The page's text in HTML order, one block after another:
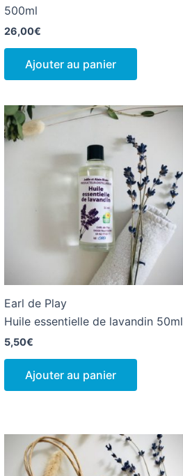
500ml
26,00€
Ajouter au panier
Earl de Play
Huile essentielle de lavandin 50ml
5,50€
Ajouter au panier